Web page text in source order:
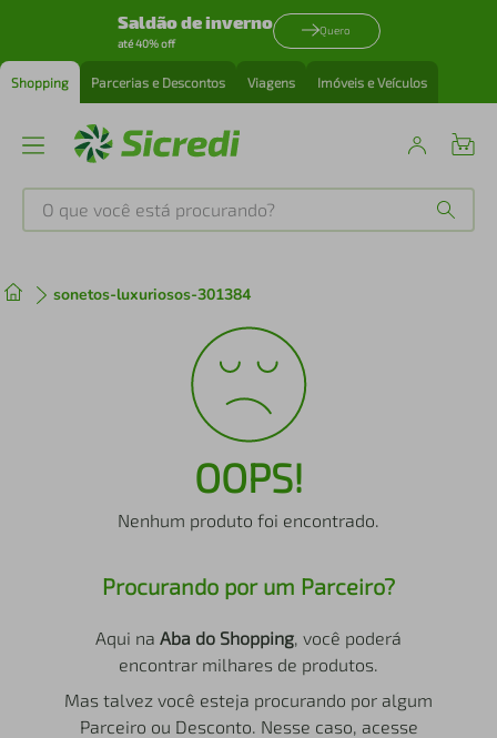
Saldão de inverno
até 40% off
Quero
Shopping Parcerias e Descontos Viagens Imóveis e Veículos
O que você está procurando?
sonetos-luxuriosos-301384
OOPS!
Nenhum produto foi encontrado.
Procurando por um Parceiro?
Aqui na Aba do Shopping, você poderá
encontrar milhares de produtos.
Mas talvez você esteja procurando por algum
Parceiro ou Desconto. Nesse caso, acesse